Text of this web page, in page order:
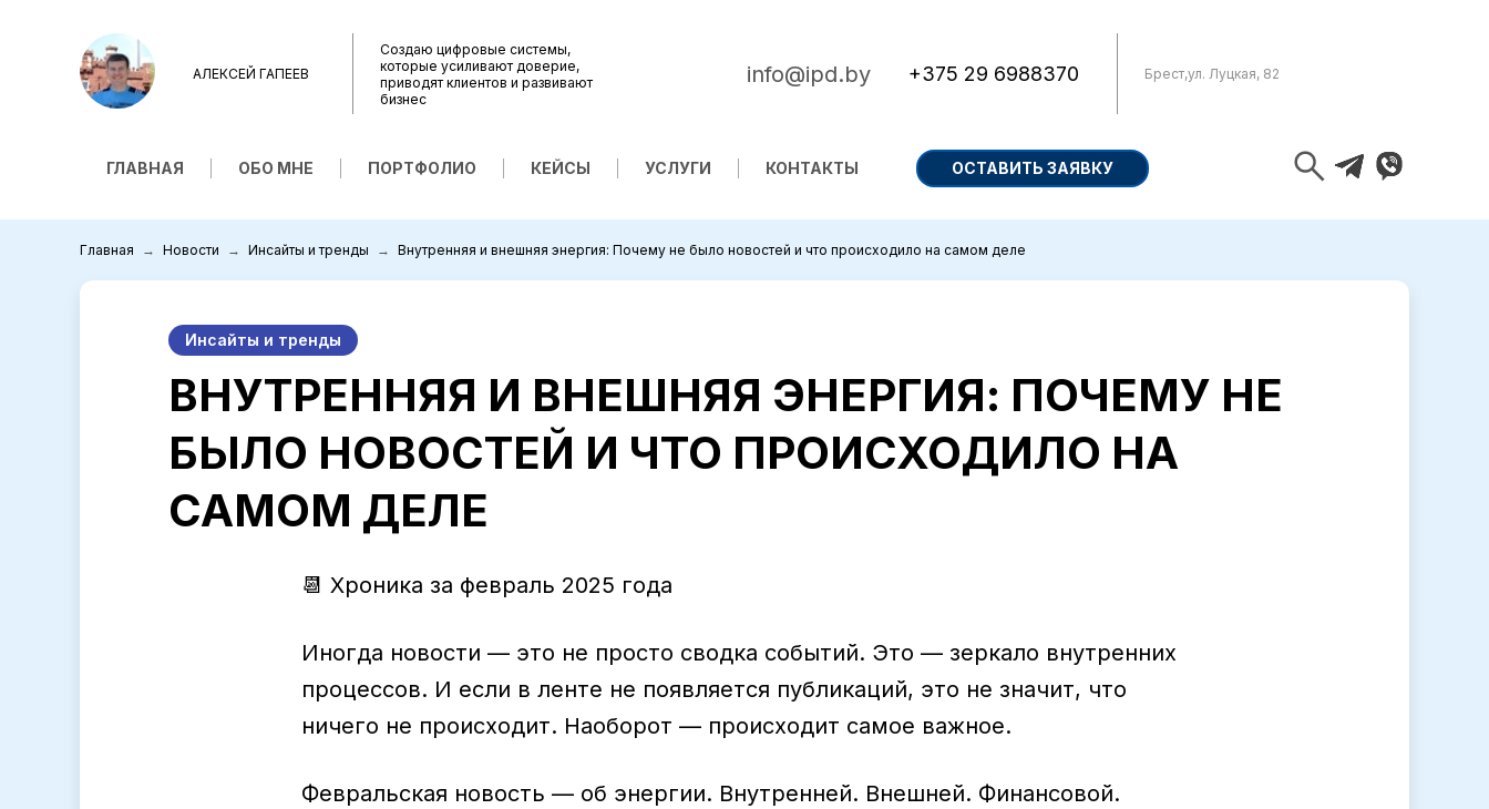
АЛЕКСЕЙ ГАПЕЕВ
Создаю цифровые системы,
которые усиливают доверие,
приводят клиентов и развивают
бизнес
info@ipd.by +375 29 6988370 Брест,ул. Луцкая, 82
ГЛАВНАЯ ОБО МНЕ ПОРТФОЛИО КЕЙСЫ УСЛУГИ КОНТАКТЫ ОСТАВИТЬ ЗАЯВКУ
Главная Новости Инсайты и тренды Внутренняя и внешняя энергия: Почему не было новостей и что происходило на самом деле
Инсайты и тренды
ВНУТРЕННЯЯ И ВНЕШНЯЯ ЭНЕРГИЯ: ПОЧЕМУ НЕ
БЫЛО НОВОСТЕЙ И ЧТО ПРОИСХОДИЛО НА
САМОМ ДЕЛЕ
📆 Хроника за февраль 2025 года
Иногда новости — это не просто сводка событий. Это — зеркало внутренних
процессов. И если в ленте не появляется публикаций, это не значит, что
ничего не происходит. Наоборот — происходит самое важное.
Февральская новость — об энергии. Внутренней. Внешней. Финансовой.